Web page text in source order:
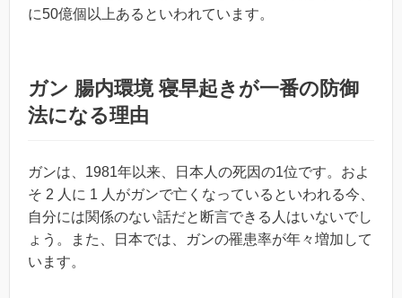
に50億個以上あるといわれています。
ガン 腸内環境 寝早起きが一番の防御
法になる理由
ガンは、1981年以来、日本人の死因の1位です。およ
そ 2 人に 1 人がガンで亡くなっているといわれる今、
自分には関係のない話だと断言できる人はいないでし
ょう。また、日本では、ガンの罹患率が年々増加して
います。